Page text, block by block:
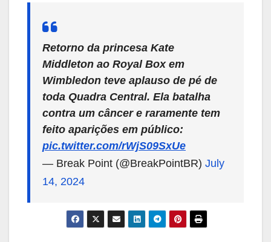
Retorno da princesa Kate
Middleton ao Royal Box em
Wimbledon teve aplauso de pé de
toda Quadra Central. Ela batalha
contra um câncer e raramente tem
feito aparições em público:
pic.twitter.com/rWjS09SxUe
— Break Point (@BreakPointBR) July
14, 2024